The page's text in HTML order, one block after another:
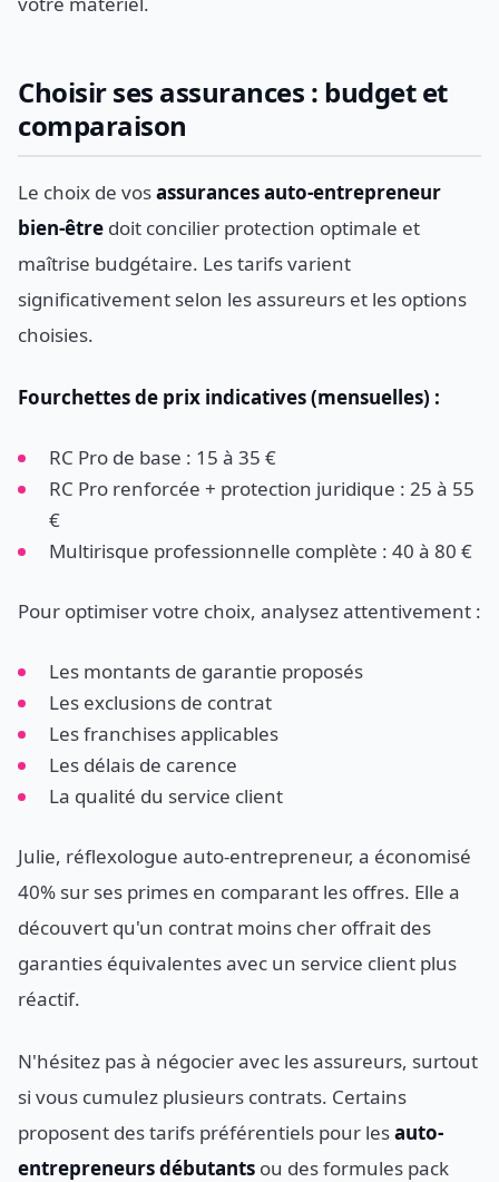
Choisir ses assurances : budget et
comparaison
Le choix de vosassurances auto-entrepreneur
bien-être doit concilier protection optimale et
maîtrise budgétaire. Les tarifs varient
significativement selon les assureurs et les options
choisies.
Fourchettes de prix indicatives (mensuelles) :
RC Pro de base : 15 à 35 €
RC Pro renforcée + protection juridique : 25 à 55
€
Multirisque professionnelle complète : 40 à 80 €
Pour optimiser votre choix, analysez attentivement :
Les montants de garantie proposés
Les exclusions de contrat
Les franchises applicables
Les délais de carence
La qualité du service client
Julie, réflexologue auto-entrepreneur, a économisé
40% sur ses primes en comparant les offres. Elle a
découvert qu'un contrat moins cher offrait des
garanties équivalentes avec un service client plus
réactif.
N'hésitez pas à négocier avec les assureurs, surtout
si vous cumulez plusieurs contrats. Certains
proposent des tarifs préférentiels pour lesauto-
entrepreneurs débutants ou des formules pack